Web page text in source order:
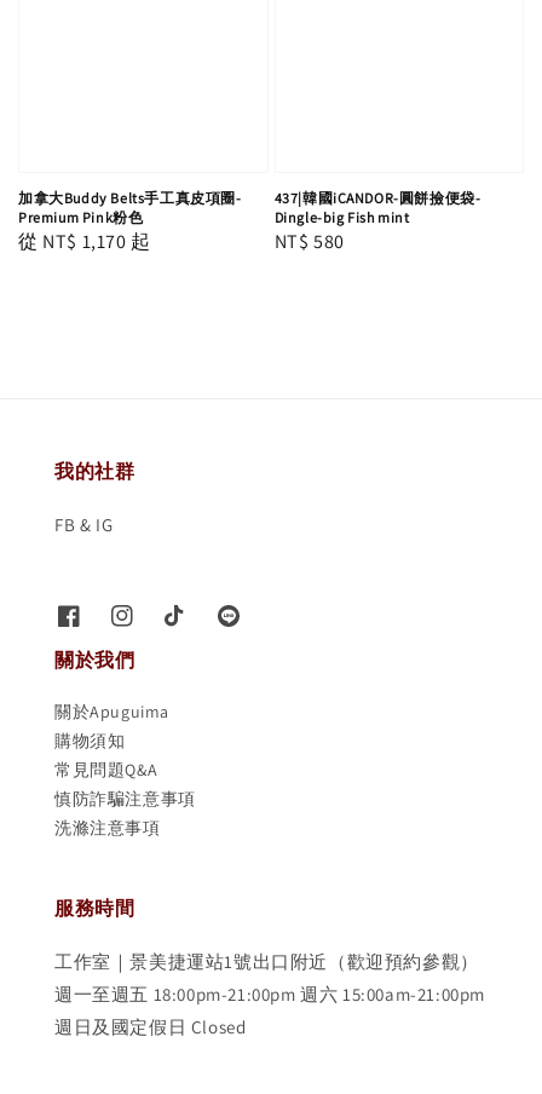
加拿大Buddy Belts手工真皮項圈-
Premium Pink粉色
Regular
從 NT$ 1,170 起
437|韓國iCANDOR-圓餅撿便袋-
Dingle-big Fish mint
Regular
NT$ 580
我的社群
FB & IG
關於我們
關於Apuguima
購物須知
常見問題Q&A
慎防詐騙注意事項
洗滌注意事項
服務時間
工作室｜景美捷運站1號出口附近（歡迎預約參觀）
週一至週五 18:00pm-21:00pm 週六 15:00am-21:00pm
週日及國定假日 Closed